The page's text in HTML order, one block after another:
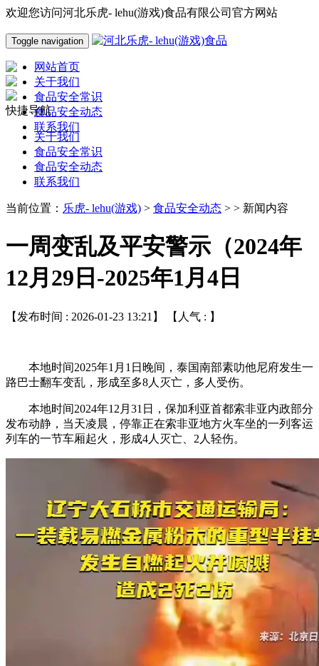
欢迎您访问河北乐虎- lehu(游戏)食品有限公司官方网站
Toggle navigation
网站首页
关于我们
食品安全常识
食品安全动态
联系我们
快捷导航
关于我们
食品安全常识
食品安全动态
联系我们
当前位置： 乐虎- lehu(游戏) > 食品安全动态 > > 新闻内容
一周变乱及平安警示（2024年
12月29日-2025年1月4日
【发布时间 : 2026-01-23 13:21】 【人气 : 】
本地时间2025年1月1日晚间，泰国南部素叻他尼府发生一
路巴士翻车变乱，形成至多8人灭亡，多人受伤。
本地时间2024年12月31日，保加利亚首都索非亚内政部分
发布动静，当天凌晨，停靠正在索非亚地方火车坐的一列客运
列车的一节车厢起火，形成4人灭亡、2人轻伤。